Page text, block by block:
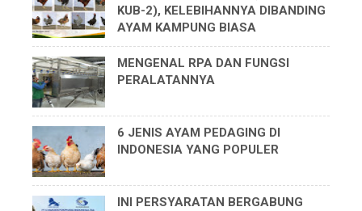
KUB-2), KELEBIHANNYA DIBANDING
AYAM KAMPUNG BIASA
MENGENAL RPA DAN FUNGSI
PERALATANNYA
6 JENIS AYAM PEDAGING DI
INDONESIA YANG POPULER
INI PERSYARATAN BERGABUNG